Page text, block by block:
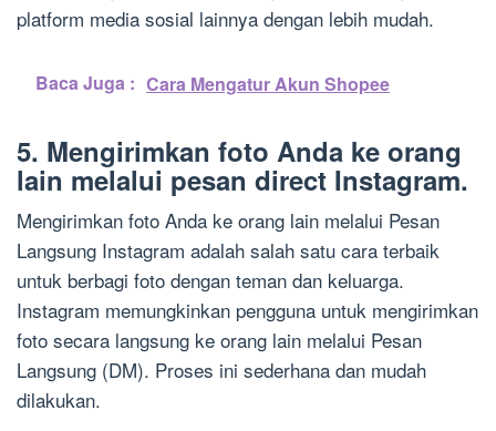
platform media sosial lainnya dengan lebih mudah.
Baca Juga : Cara Mengatur Akun Shopee
5. Mengirimkan foto Anda ke orang
lain melalui pesan direct Instagram.
Mengirimkan foto Anda ke orang lain melalui Pesan
Langsung Instagram adalah salah satu cara terbaik
untuk berbagi foto dengan teman dan keluarga.
Instagram memungkinkan pengguna untuk mengirimkan
foto secara langsung ke orang lain melalui Pesan
Langsung (DM). Proses ini sederhana dan mudah
dilakukan.